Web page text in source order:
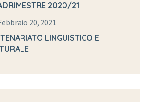
2020/21
20, 2021
LINGUISTICO E